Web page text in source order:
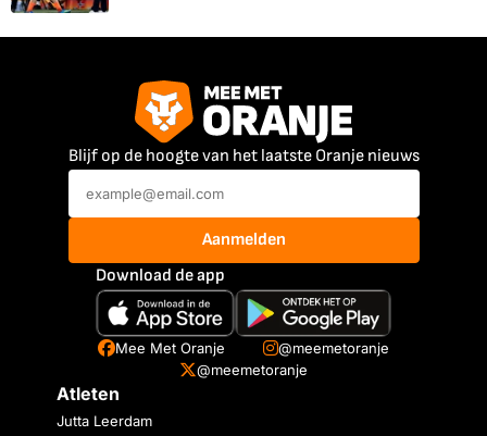
Blijf op de hoogte van het laatste Oranje nieuws
Aanmelden
Download de app
Mee Met Oranje
@meemetoranje
@meemetoranje
Atleten
Jutta Leerdam